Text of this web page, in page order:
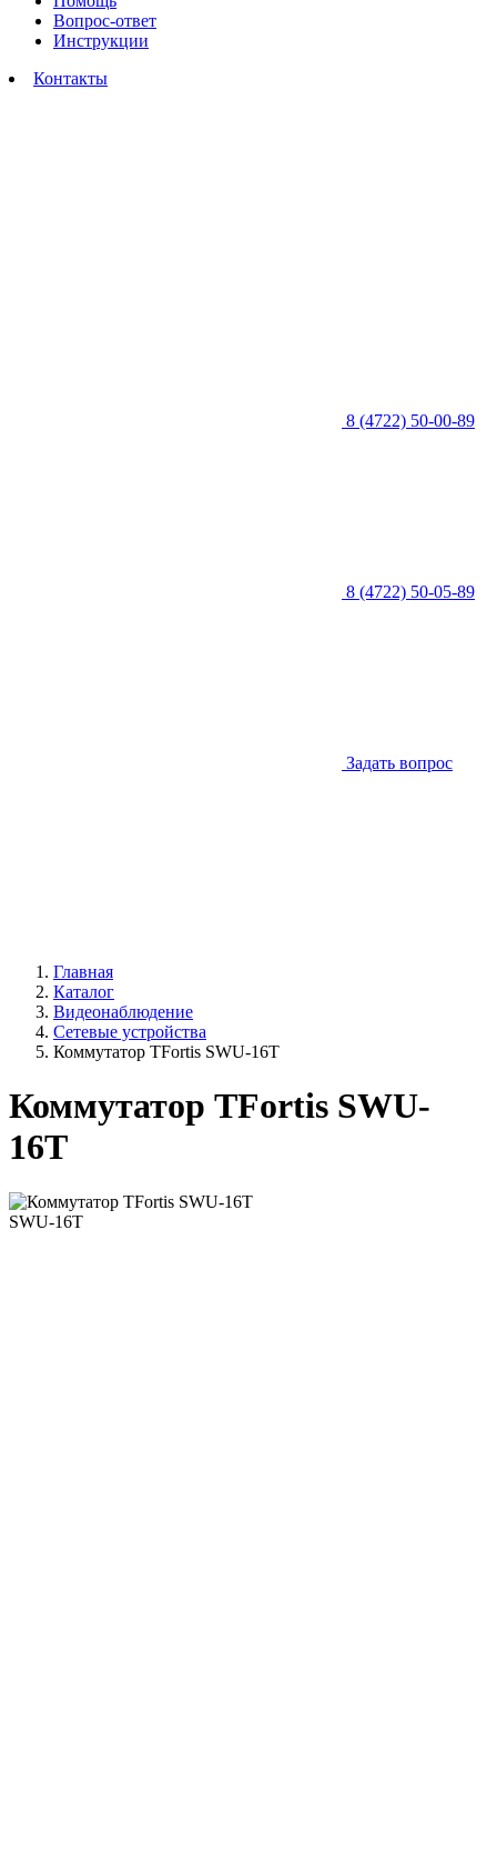
Вопрос-ответ
Инструкции
Контакты
8 (4722) 50-00-89
8 (4722) 50-05-89
Задать вопрос
Главная
Каталог
Видеонаблюдение
Сетевые устройства
Коммутатор TFortis SWU-16T
Коммутатор TFortis SWU-
16T
SWU-16T